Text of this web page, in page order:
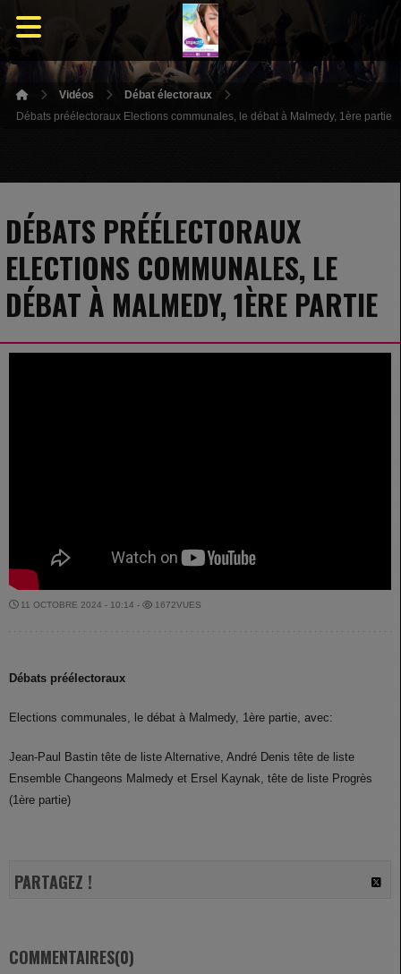
Vidéos
Débat électoraux
Débats préélectoraux Elections communales, le débat à Malmedy, 1ère partie
DÉBATS PRÉÉLECTORAUX
ELECTIONS COMMUNALES, LE
DÉBAT À MALMEDY, 1ÈRE PARTIE
11 OCTOBRE 2024 - 10:14 - 1672VUES
Débats préélectoraux
Elections communales, le débat à Malmedy, 1ère partie, avec:
Jean-Paul Bastin tête de liste Alternative, André Denis tête de liste
Ensemble Changeons Malmedy et Ersel Kaynak, tête de liste Progrès
(1ère partie)
PARTAGEZ !
COMMENTAIRES(0)